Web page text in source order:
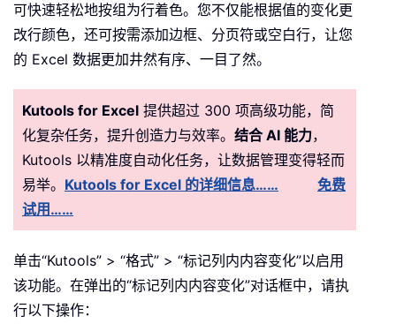
可快速轻松地按组为行着色。您不仅能根据值的变化更
改行颜色，还可按需添加边框、分页符或空白行，让您
的 Excel 数据更加井然有序、一目了然。
Kutools for Excel 提供超过 300 项高级功能，简
化复杂任务，提升创造力与效率。 结合 AI 能力，
Kutools 以精准度自动化任务，让数据管理变得轻而
易举。 Kutools for Excel 的详细信息……
免费
试用……
单击“Kutools” > “格式” > “标记列内内容变化”以启用
该功能。在弹出的“标记列内内容变化”对话框中，请执
行以下操作：